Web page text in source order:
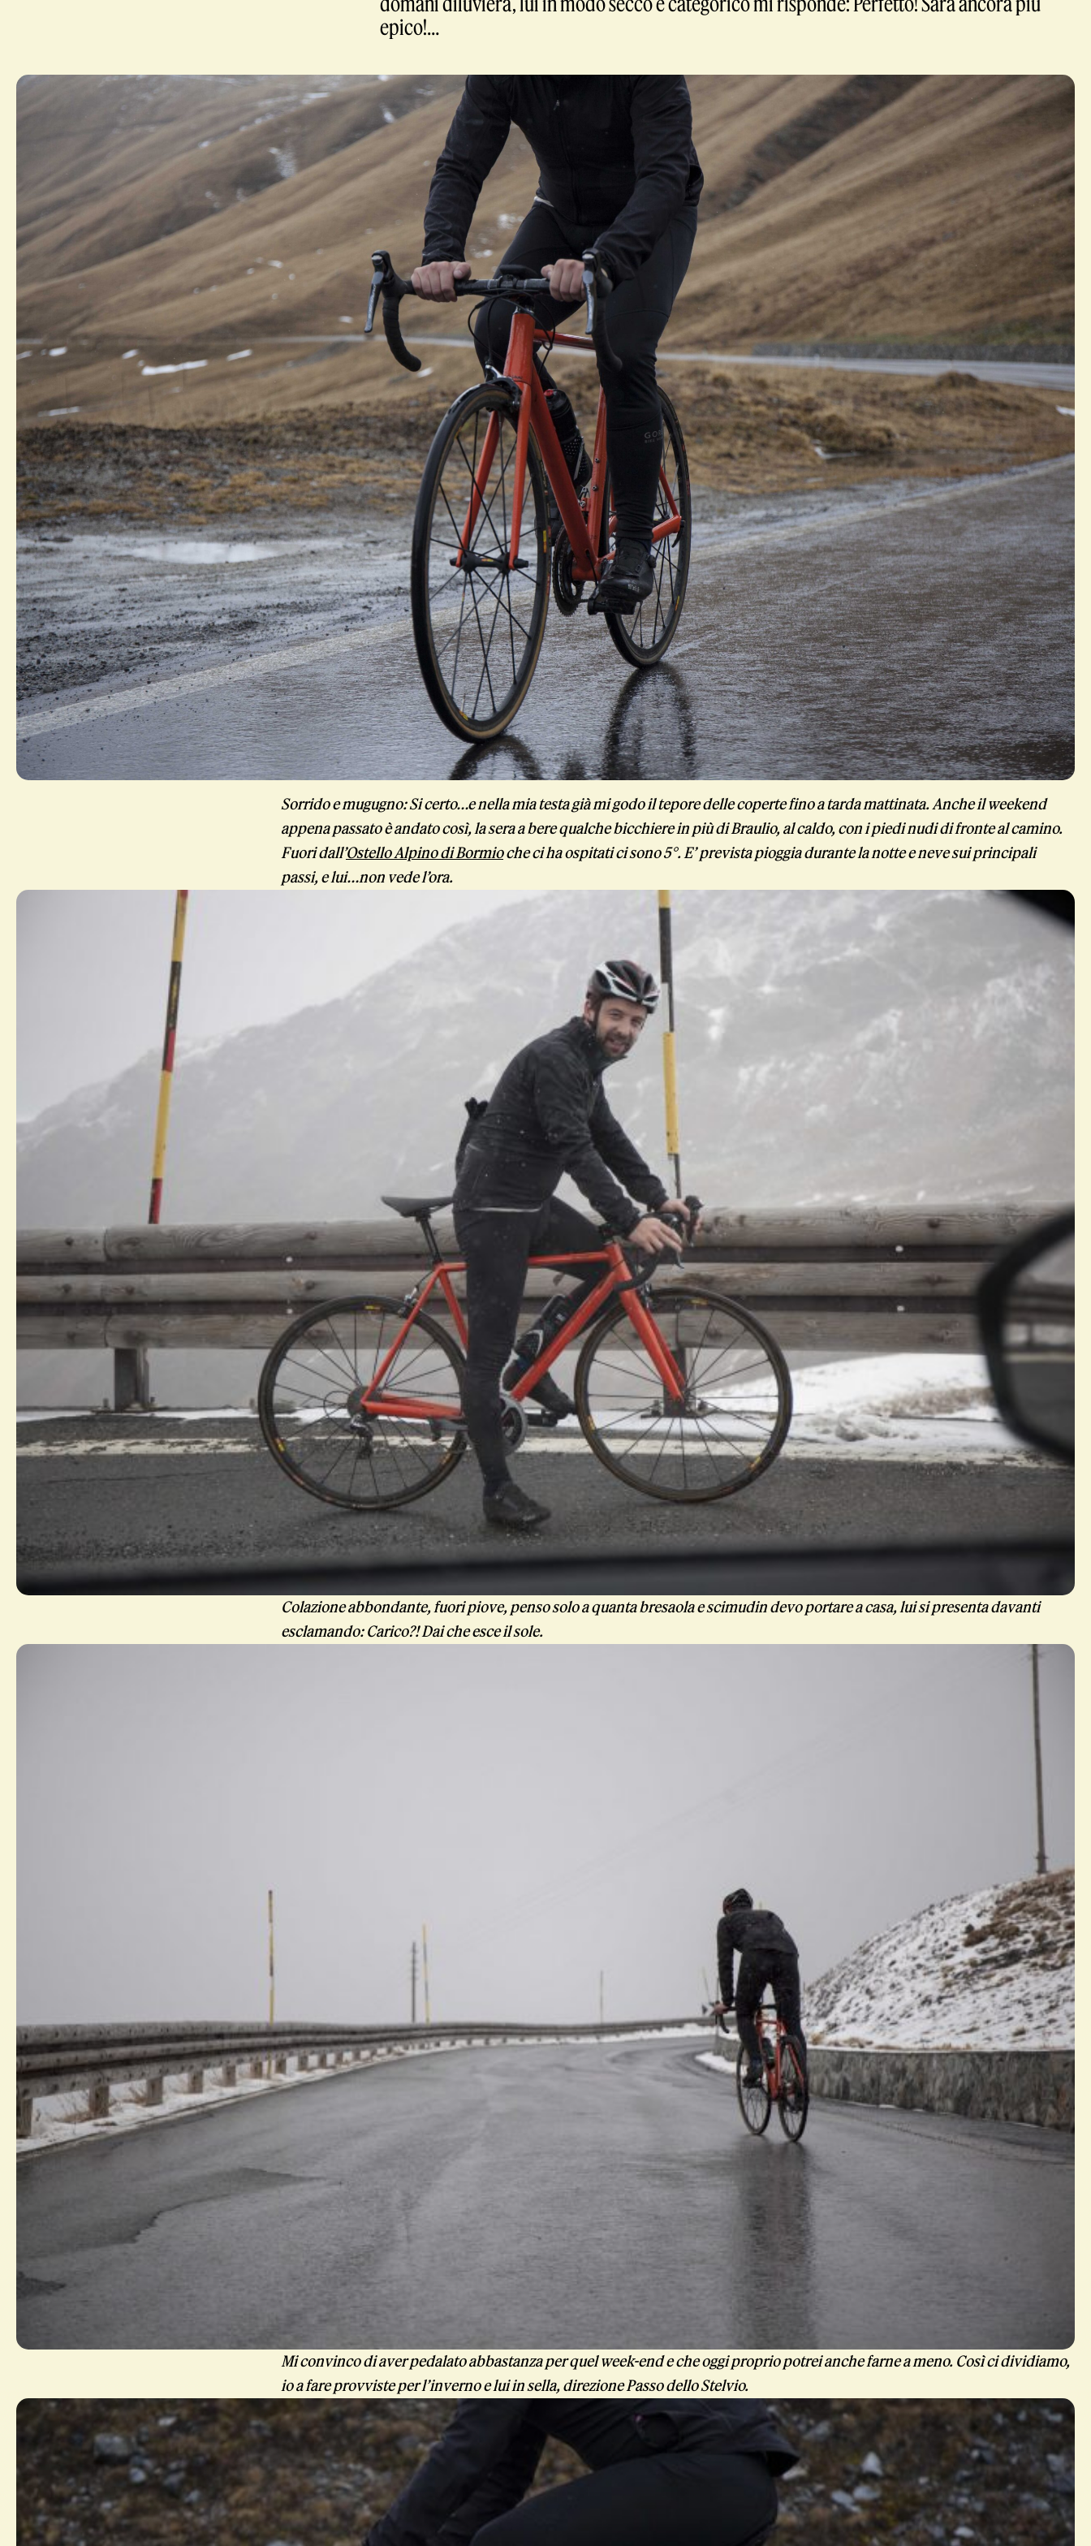
epico!…
Sorrido e mugugno: Si certo…e nella mia testa già mi godo il tepore delle coperte fino a tarda mattinata. Anche il weekend
appena passato è andato così, la sera a bere qualche bicchiere in più di Braulio, al caldo, con i piedi nudi di fronte al camino.
Fuori dall’Ostello Alpino di Bormioche ci ha ospitati ci sono 5°. E’ prevista pioggia durante la notte e neve sui principali
passi, e lui…non vede l’ora.
Colazione abbondante, fuori piove, penso solo a quanta bresaola e scimudin devo portare a casa, lui si presenta davanti
esclamando: Carico?! Dai che esce il sole.
Mi convinco di aver pedalato abbastanza per quel week-end e che oggi proprio potrei anche farne a meno. Così ci dividiamo,
io a fare provviste per l’inverno e lui in sella, direzione Passo dello Stelvio.